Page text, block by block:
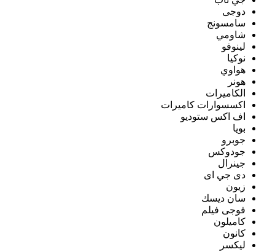
دوجى
سامسونج
شاومي
لينوفو
نوكيا
هواوي
هونر
الكاميرات
اكسسوارات كاميرات
اف اكس ستوديو
بويا
جوبرو
جودوكس
جينرال
دى جي اى
زيون
سان ديسك
فوجى فيلم
كاميلون
كانون
ليكسر